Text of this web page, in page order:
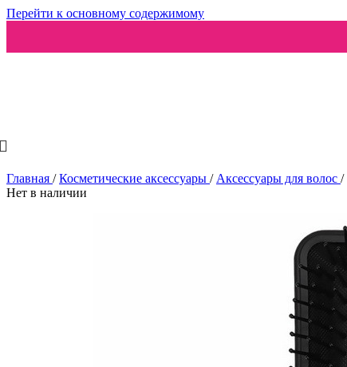
Перейти к основному содержимому
Главная / Косметические аксессуары / Аксессуары для волос /
Нет в наличии